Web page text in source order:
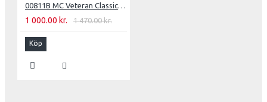
00811B MC Veteran Classic 6V 8Ah Bakelit
1 000.00 kr. 1 470.00 kr.
Köp